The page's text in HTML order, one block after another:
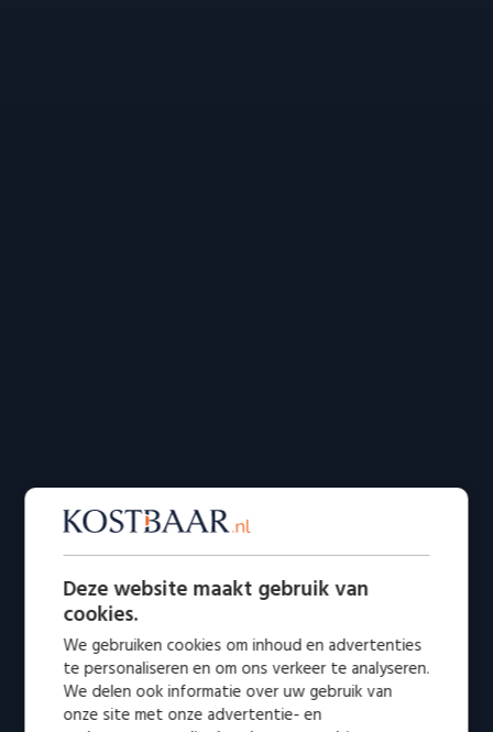
Deze website maakt gebruik van
cookies.
We gebruiken cookies om inhoud en advertenties
te personaliseren en om ons verkeer te analyseren.
We delen ook informatie over uw gebruik van
onze site met onze advertentie- en